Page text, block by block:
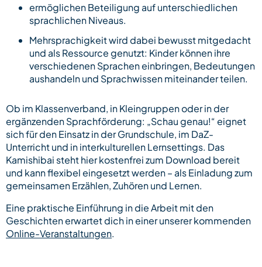
ermöglichen Beteiligung auf unterschiedlichen
sprachlichen Niveaus.
Mehrsprachigkeit wird dabei bewusst mitgedacht
und als Ressource genutzt: Kinder können ihre
verschiedenen Sprachen einbringen, Bedeutungen
aushandeln und Sprachwissen miteinander teilen.
Ob im Klassenverband, in Kleingruppen oder in der
ergänzenden Sprachförderung: „Schau genau!“ eignet
sich für den Einsatz in der Grundschule, im DaZ-
Unterricht und in interkulturellen Lernsettings. Das
Kamishibai steht hier kostenfrei zum Download bereit
und kann flexibel eingesetzt werden – als Einladung zum
gemeinsamen Erzählen, Zuhören und Lernen.
Eine praktische Einführung in die Arbeit mit den
Geschichten erwartet dich in einer unserer kommenden
Online-Veranstaltungen.